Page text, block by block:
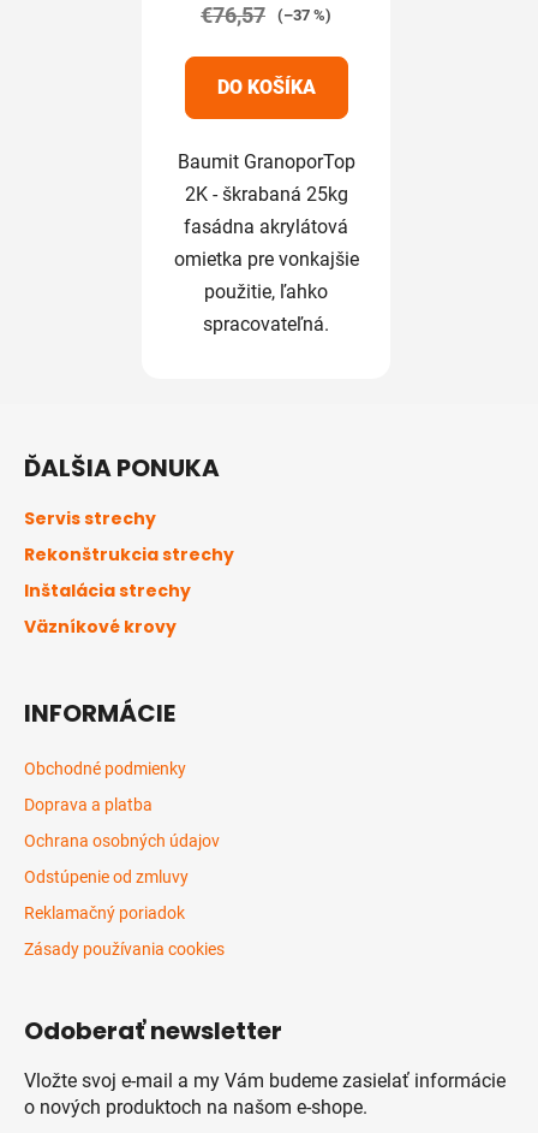
5,0
5
hviezdičiek.
€76,57 (–37 %)
DO KOŠÍKA
Baumit GranoporTop
2K - škrabaná 25kg
fasádna akrylátová
omietka pre vonkajšie
použitie, ľahko
spracovateľná.
ĎALŠIA PONUKA
Servis strechy
Rekonštrukcia strechy
Inštalácia strechy
Väzníkové krovy
INFORMÁCIE
Obchodné podmienky
Doprava a platba
Ochrana osobných údajov
Odstúpenie od zmluvy
Reklamačný poriadok
Zásady používania cookies
Odoberať newsletter
Vložte svoj e-mail a my Vám budeme zasielať informácie
o nových produktoch na našom e-shope.